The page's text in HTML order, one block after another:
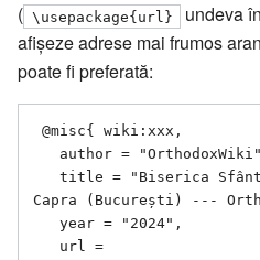
( \usepackage{url}
undeva
afișeze adrese mai frumos
poate fi preferată:
Capra (București) ---